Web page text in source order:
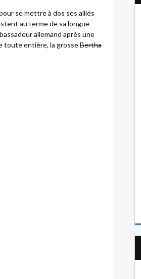
se mettre à dos ses alliés
au terme de sa longue
allemand après une
toute entière, la grosseBertha